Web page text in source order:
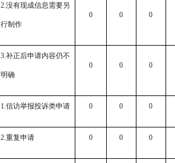
2.没有现成信息需要另
行制作
0 0 0
3.补正后申请内容仍不
明确
0 0 0
1.信访举报投诉类申请 0 0 0
2.重复申请 0 0 0